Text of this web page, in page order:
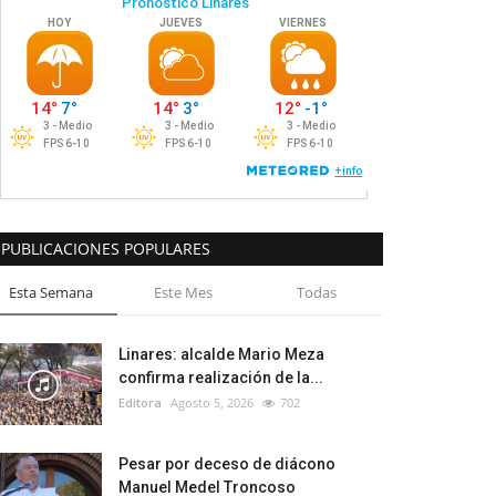
PUBLICACIONES POPULARES
Esta Semana Este Mes Todas
Linares: alcalde Mario Meza
confirma realización de la...
Editora Agosto 5, 2026 702
Pesar por deceso de diácono
Manuel Medel Troncoso